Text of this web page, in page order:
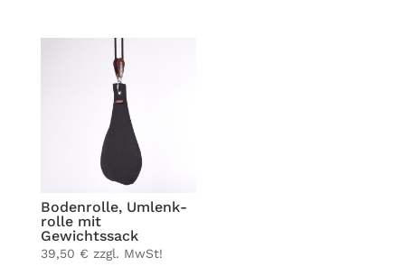
Boden­rolle, Umlenk­
rolle mit
Gewichtssack
39,50 € zzgl. MwSt!